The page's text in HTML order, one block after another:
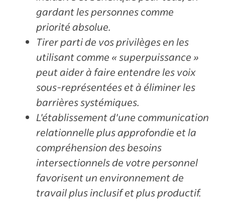
gardant les personnes comme
priorité absolue.
Tirer parti de vos privilèges en les
utilisant comme « superpuissance »
peut aider à faire entendre les voix
sous-représentées et à éliminer les
barrières systémiques.
L'établissement d'une communication
relationnelle plus approfondie et la
compréhension des besoins
intersectionnels de votre personnel
favorisent un environnement de
travail plus inclusif et plus productif.